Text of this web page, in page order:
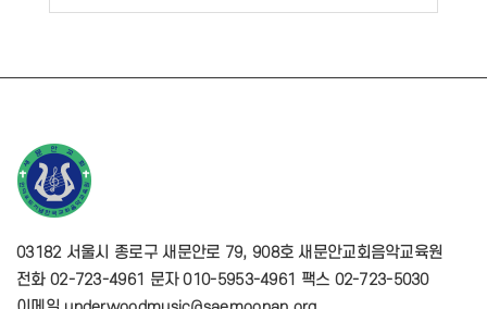
03182 서울시 종로구 새문안로 79, 908호 새문안교회음악교육원
전화 02-723-4961 문자 010-5953-4961 팩스 02-723-5030